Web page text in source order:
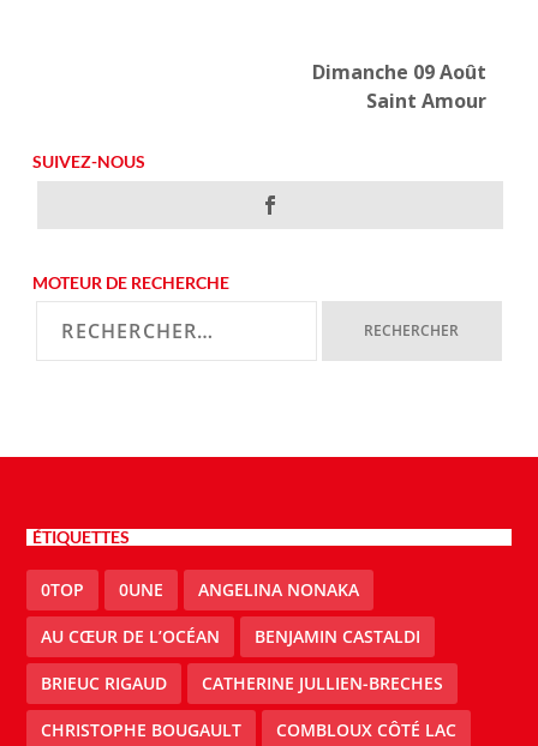
Dimanche 09 Août
Saint Amour
SUIVEZ-NOUS
MOTEUR DE RECHERCHE
ÉTIQUETTES
0TOP 0UNE ANGELINA NONAKA
AU CŒUR DE L’OCÉAN BENJAMIN CASTALDI
BRIEUC RIGAUD CATHERINE JULLIEN-BRECHES
CHRISTOPHE BOUGAULT COMBLOUX CÔTÉ LAC